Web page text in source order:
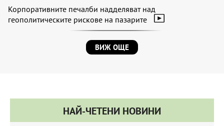
Корпоративните печалби надделяват над
геополитическите рискове на пазарите
ВИЖ ОЩЕ
НАЙ-ЧЕТЕНИ НОВИНИ